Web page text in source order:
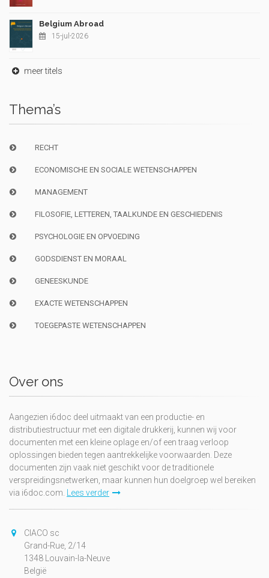
Belgium Abroad
15-jul-2026
meer titels
Thema’s
RECHT
ECONOMISCHE EN SOCIALE WETENSCHAPPEN
MANAGEMENT
FILOSOFIE, LETTEREN, TAALKUNDE EN GESCHIEDENIS
PSYCHOLOGIE EN OPVOEDING
GODSDIENST EN MORAAL
GENEESKUNDE
EXACTE WETENSCHAPPEN
TOEGEPASTE WETENSCHAPPEN
Over ons
Aangezien i6doc deel uitmaakt van een productie- en
distributiestructuur met een digitale drukkerij, kunnen wij voor
documenten met een kleine oplage en/of een traag verloop
oplossingen bieden tegen aantrekkelijke voorwaarden. Deze
documenten zijn vaak niet geschikt voor de traditionele
verspreidingsnetwerken, maar kunnen hun doelgroep wel bereiken
via i6doc.com. Lees verder
CIACO sc
Grand-Rue, 2/14
1348 Louvain-la-Neuve
België